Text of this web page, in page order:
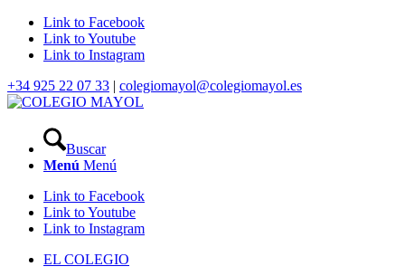
Link to Facebook
Link to Youtube
Link to Instagram
+34 925 22 07 33 | colegiomayol@colegiomayol.es
Buscar
Menú Menú
Link to Facebook
Link to Youtube
Link to Instagram
EL COLEGIO